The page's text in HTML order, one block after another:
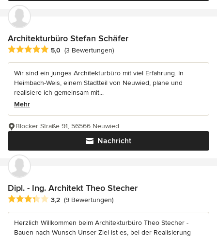
Architekturbüro Stefan Schäfer
Durchschnittliche Bewertung: 5 von 5 Sternen
5,0 (3 Bewertungen)
Wir sind ein junges Architekturbüro mit viel Erfahrung. In
Heimbach-Weis, einem Stadtteil von Neuwied, plane und
realisiere ich gemeinsam mit...
Mehr
Nachricht
Blocker Straße 91, 56566 Neuwied
Dipl. - Ing. Architekt Theo Stecher
Durchschnittliche Bewertung: 3.2 von 5 Sternen
3,2 (9 Bewertungen)
Herzlich Willkommen beim Architekturbüro Theo Stecher -
Bauen nach Wunsch Unser Ziel ist es, bei der Realisierung